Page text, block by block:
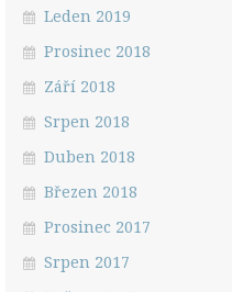
Leden 2019
Prosinec 2018
Září 2018
Srpen 2018
Duben 2018
Březen 2018
Prosinec 2017
Srpen 2017